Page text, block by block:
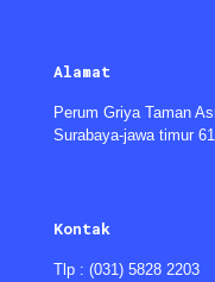
Alamat
Perum Griya Taman
Surabaya-jawa timur
Kontak
Tlp : (031) 5828 2203